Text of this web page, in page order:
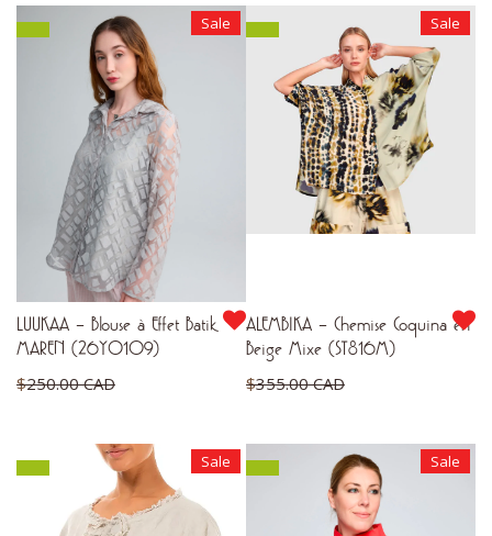
Sale
LUUKAA – Blouse à Effet Batik
MAREN (26Y0109)
$250.00 CAD
initial
était :
$250.00 CAD.
prix
actuel
Sale
ALEMBIKA – Chemise Coquina en
Beige Mixe (ST816M)
$355.00 CAD
initial
était :
$355.00 CAD.
prix
actuel
est :
Sale Sale